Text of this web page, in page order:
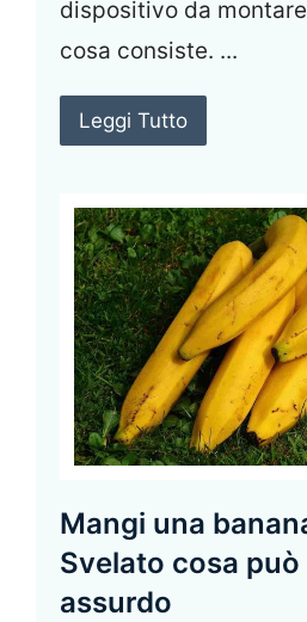
dispositivo da
cosa consiste. ...
Leggi Tutto
Mangi una
Svelato cosa
assurdo